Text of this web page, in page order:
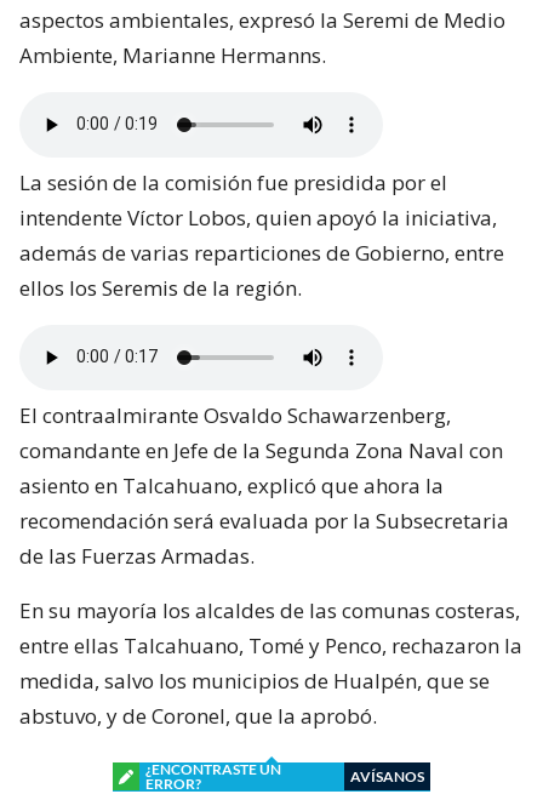
aspectos ambientales, expresó la Seremi de Medio
Ambiente, Marianne Hermanns.
La sesión de la comisión fue presidida por el
intendente Víctor Lobos, quien apoyó la iniciativa,
además de varias reparticiones de Gobierno, entre
ellos los Seremis de la región.
El contraalmirante Osvaldo Schawarzenberg,
comandante en Jefe de la Segunda Zona Naval con
asiento en Talcahuano, explicó que ahora la
recomendación será evaluada por la Subsecretaria
de las Fuerzas Armadas.
En su mayoría los alcaldes de las comunas costeras,
entre ellas Talcahuano, Tomé y Penco, rechazaron la
medida, salvo los municipios de Hualpén, que se
abstuvo, y de Coronel, que la aprobó.
¿ENCONTRASTE UN
ERROR?
AVÍSANOS